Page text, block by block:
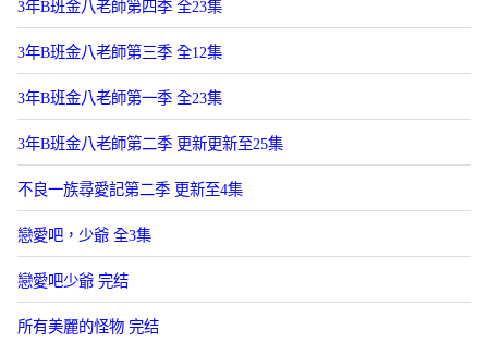
3年B班金八老師第四季 全23集
3年B班金八老師第三季 全12集
3年B班金八老師第一季 全23集
3年B班金八老師第二季 更新更新至25集
不良一族尋愛記第二季 更新至4集
戀愛吧，少爺 全3集
戀愛吧少爺 完结
所有美麗的怪物 完结